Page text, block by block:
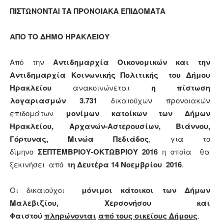
ΠΙΣΤΩΝΟΝΤΑΙ ΤΑ ΠΡΟΝΟΙΑΚΑ ΕΠΙΔΟΜΑΤΑ
ΑΠΟ ΤΟ ΔΗΜΟ ΗΡΑΚΛΕΙΟΥ
Από την Αντιδημαρχία Οικονομικών και την
Αντιδημαρχία Κοινωνικής Πολιτικής του Δήμου
Ηρακλείου ανακοινώνεται η πίστωση
λογαριασμών
3.731 δικαιούχων προνοιακών
επιδομάτων μονίμων κατοίκων των Δήμων
Ηρακλείου, Αρχανών-Αστερουσίων, Βιάννου,
Γόρτυνας, Μινώα Πεδιάδος, για το
δίμηνο ΣΕΠΤΕΜΒΡΙΟΥ-ΟΚΤΩΒΡΙΟΥ 2016 η οποία θα
ξεκινήσει από τη Δευτέρα 14 Νοεμβρίου 2016.
Οι δικαιούχοι μόνιμοι κάτοικοι των Δήμων
Μαλεβιζίου, Χερσονήσου και
Φαιστούπληρώνονται από τους οικείους Δήμους.